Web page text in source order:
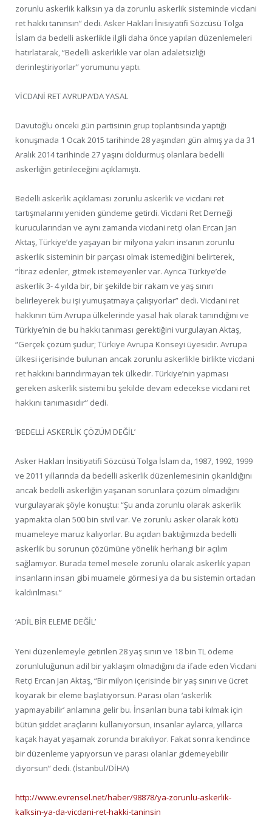
zorunlu askerlik kalksın ya da zorunlu askerlik sisteminde vicdani
ret hakkı tanınsın” dedi. Asker Hakları İnisiyatifi Sözcüsü Tolga
İslam da bedelli askerlikle ilgili daha önce yapılan düzenlemeleri
hatırlatarak, “Bedelli askerlikle var olan adaletsizliği
derinleştiriyorlar” yorumunu yaptı.
VİCDANİ RET AVRUPA’DA YASAL
Davutoğlu önceki gün partisinin grup toplantısında yaptığı
konuşmada 1 Ocak 2015 tarihinde 28 yaşından gün almış ya da 31
Aralık 2014 tarihinde 27 yaşını doldurmuş olanlara bedelli
askerliğin getirileceğini açıklamıştı.
Bedelli askerlik açıklaması zorunlu askerlik ve vicdani ret
tartışmalarını yeniden gündeme getirdi. Vicdani Ret Derneği
kurucularından ve aynı zamanda vicdani retçi olan Ercan Jan
Aktaş, Türkiye’de yaşayan bir milyona yakın insanın zorunlu
askerlik sisteminin bir parçası olmak istemediğini belirterek,
“İtiraz edenler, gitmek istemeyenler var. Ayrıca Türkiye’de
askerlik 3- 4 yılda bir, bir şekilde bir rakam ve yaş sınırı
belirleyerek bu işi yumuşatmaya çalışıyorlar” dedi. Vicdani ret
hakkının tüm Avrupa ülkelerinde yasal hak olarak tanındığını ve
Türkiye’nin de bu hakkı tanıması gerektiğini vurgulayan Aktaş,
“Gerçek çözüm şudur; Türkiye Avrupa Konseyi üyesidir. Avrupa
ülkesi içerisinde bulunan ancak zorunlu askerlikle birlikte vicdani
ret hakkını barındırmayan tek ülkedir. Türkiye’nin yapması
gereken askerlik sistemi bu şekilde devam edecekse vicdani ret
hakkını tanımasıdır” dedi.
‘BEDELLİ ASKERLİK ÇÖZÜM DEĞİL’
Asker Hakları İnsitiyatifi Sözcüsü Tolga İslam da, 1987, 1992, 1999
ve 2011 yıllarında da bedelli askerlik düzenlemesinin çıkarıldığını
ancak bedelli askerliğin yaşanan sorunlara çözüm olmadığını
vurgulayarak şöyle konuştu: “Şu anda zorunlu olarak askerlik
yapmakta olan 500 bin sivil var. Ve zorunlu asker olarak kötü
muameleye maruz kalıyorlar. Bu açıdan baktığımızda bedelli
askerlik bu sorunun çözümüne yönelik herhangi bir açılım
sağlamıyor. Burada temel mesele zorunlu olarak askerlik yapan
insanların insan gibi muamele görmesi ya da bu sistemin ortadan
kaldırılması.”
‘ADİL BİR ELEME DEĞİL’
Yeni düzenlemeyle getirilen 28 yaş sınırı ve 18 bin TL ödeme
zorunluluğunun adil bir yaklaşım olmadığını da ifade eden Vicdani
Retçi Ercan Jan Aktaş, “Bir milyon içerisinde bir yaş sınırı ve ücret
koyarak bir eleme başlatıyorsun. Parası olan ‘askerlik
yapmayabilir’ anlamına gelir bu. İnsanları buna tabi kılmak için
bütün şiddet araçlarını kullanıyorsun, insanlar aylarca, yıllarca
kaçak hayat yaşamak zorunda bırakılıyor. Fakat sonra kendince
bir düzenleme yapıyorsun ve parası olanlar gidemeyebilir
diyorsun” dedi. (İstanbul/DİHA)
http://www.evrensel.net/haber/98878/ya-zorunlu-askerlik-
kalksin-ya-da-vicdani-ret-hakki-taninsin